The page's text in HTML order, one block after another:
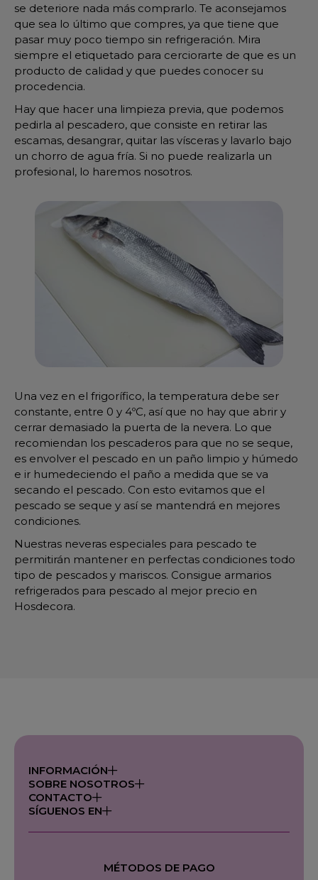
se deteriore nada más comprarlo. Te aconsejamos
que sea lo último que compres, ya que tiene que
pasar muy poco tiempo sin refrigeración. Mira
siempre el etiquetado para cerciorarte de que es un
producto de calidad y que puedes conocer su
procedencia.
Hay que hacer una limpieza previa, que podemos
pedirla al pescadero, que consiste en retirar las
escamas, desangrar, quitar las vísceras y lavarlo bajo
un chorro de agua fría. Si no puede realizarla un
profesional, lo haremos nosotros.
Una vez en el frigorífico, la temperatura debe ser
constante, entre 0 y 4ºC, así que no hay que abrir y
cerrar demasiado la puerta de la nevera. Lo que
recomiendan los pescaderos para que no se seque,
es envolver el pescado en un paño limpio y húmedo
e ir humedeciendo el paño a medida que se va
secando el pescado. Con esto evitamos que el
pescado se seque y así se mantendrá en mejores
condiciones.
Nuestras neveras especiales para pescado te
permitirán mantener en perfectas condiciones todo
tipo de pescados y mariscos. Consigue armarios
refrigerados para pescado al mejor precio en
Hosdecora.
INFORMACIÓN
SOBRE NOSOTROS
CONTACTO
SÍGUENOS EN
MÉTODOS DE PAGO